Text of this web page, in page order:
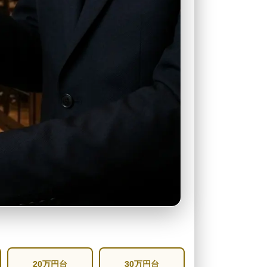
20万円台 30万円台